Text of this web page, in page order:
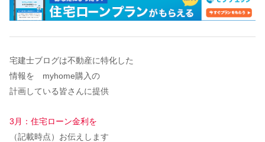
宅建士ブログは不動産に特化した
情報を myhome購入の
計画している皆さんに提供
3月：住宅ローン金利を
（記載時点）お伝えします